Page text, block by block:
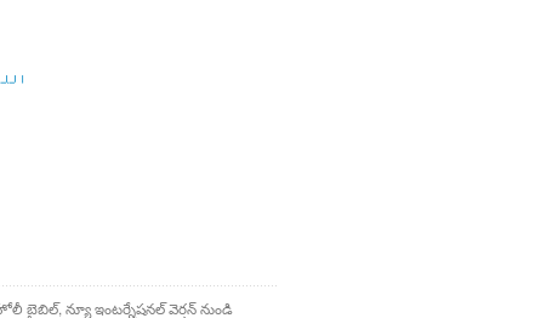
బైబిల్, న్యూ ఇంటర్నేషనల్ వెర్షన్ నుండి